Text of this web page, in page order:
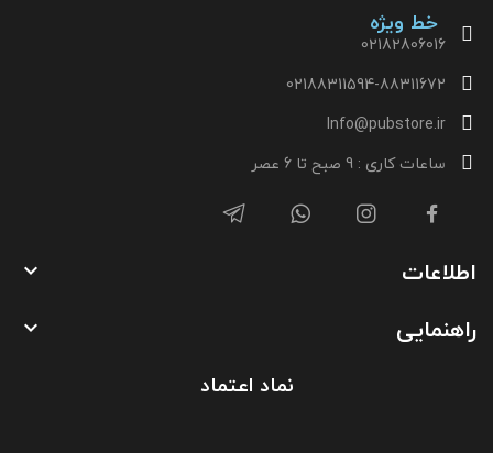
خط ویژه
02182806016
02188311594-88311672
Info@pubstore.ir
ساعات کاری : 9 صبح تا 6 عصر
اطلاعات 
راهنمایی 
نماد اعتماد